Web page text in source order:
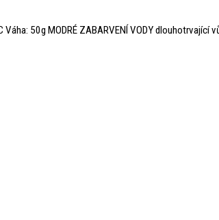
50g MODRÉ ZABARVENÍ VODY dlouhotrvající